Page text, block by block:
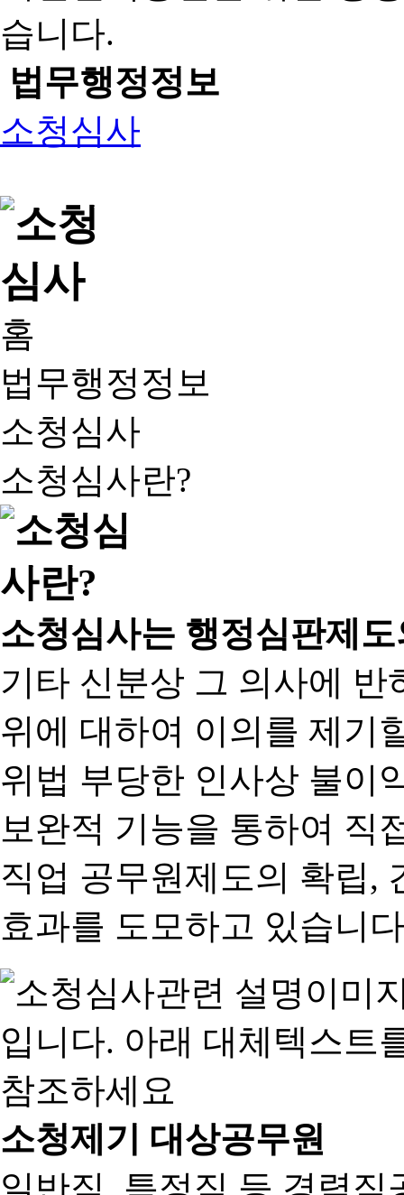
습니다.
법무행정정보
소청심사
홈
법무행정정보
소청심사
소청심사란?
소청심사는 행정심판제
기타 신분상 그 의사에
위에 대하여 이의를 제기
위법 부당한 인사상 불이
보완적 기능을 통하여 직
직업 공무원제도의 확립,
효과를 도모하고 있습니
소청제기 대상공무원